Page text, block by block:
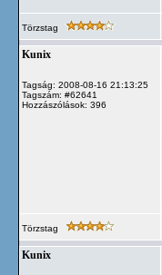
Törzstag
Kunix
Tagság: 2008-08-16 21:13:25
Tagszám: #62641
Hozzászólások: 396
Törzstag
Kunix